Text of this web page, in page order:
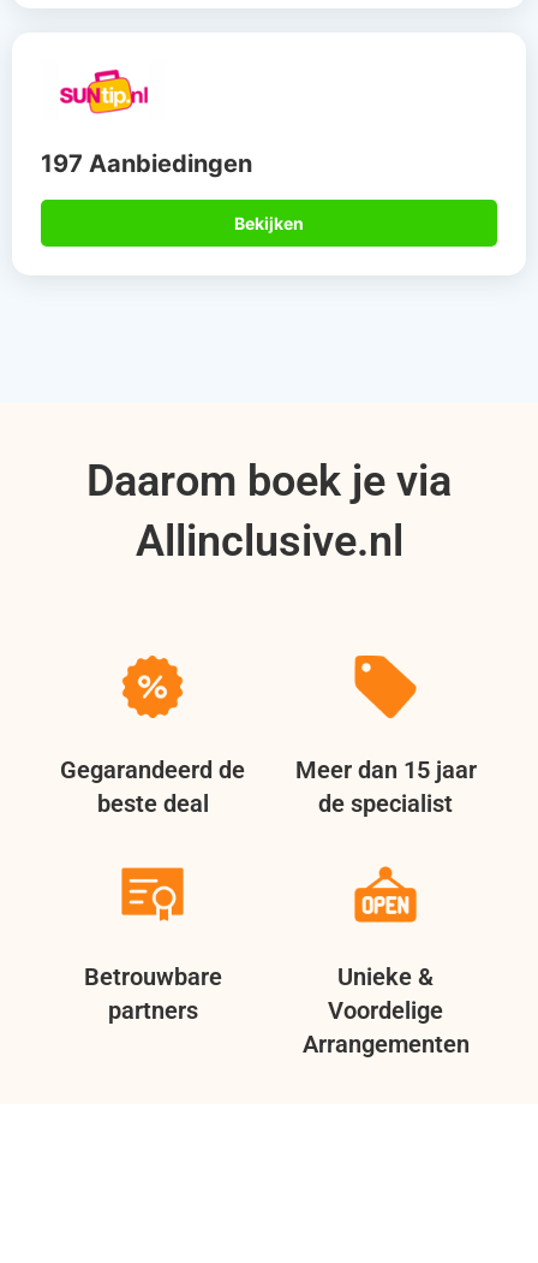
197 Aanbiedingen
Bekijken
Daarom boek je via
Allinclusive.nl
Gegarandeerd de
beste deal
Meer dan 15 jaar
de specialist
Betrouwbare
partners
Unieke &
Voordelige
Arrangementen